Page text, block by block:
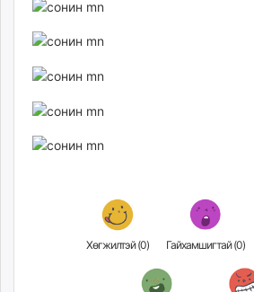
Хөгжилтэй (0) Гайхамшигтай (0)